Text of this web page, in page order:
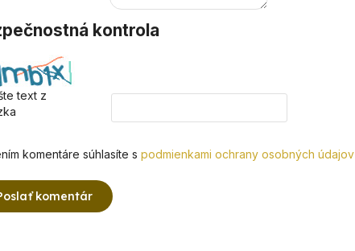
kontrola
text z
komentáre súhlasíte s podmienkami ochrany osobných údajov
komentár